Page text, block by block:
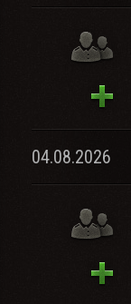
04.08.2026